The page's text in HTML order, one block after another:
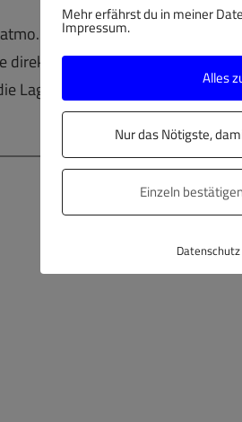
In der Karte könnt ihr mit der
in einem Browserfenster
Lage der Karte im Frame
Mehr erfährst du in meiner
Impressum.
Alles
Nur das Nötigste,
Einzeln
Datenschutz